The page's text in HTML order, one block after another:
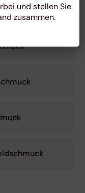
und stellen Sie
zusammen.